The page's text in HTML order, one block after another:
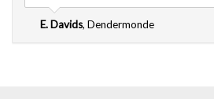
E. Davids, Dendermonde